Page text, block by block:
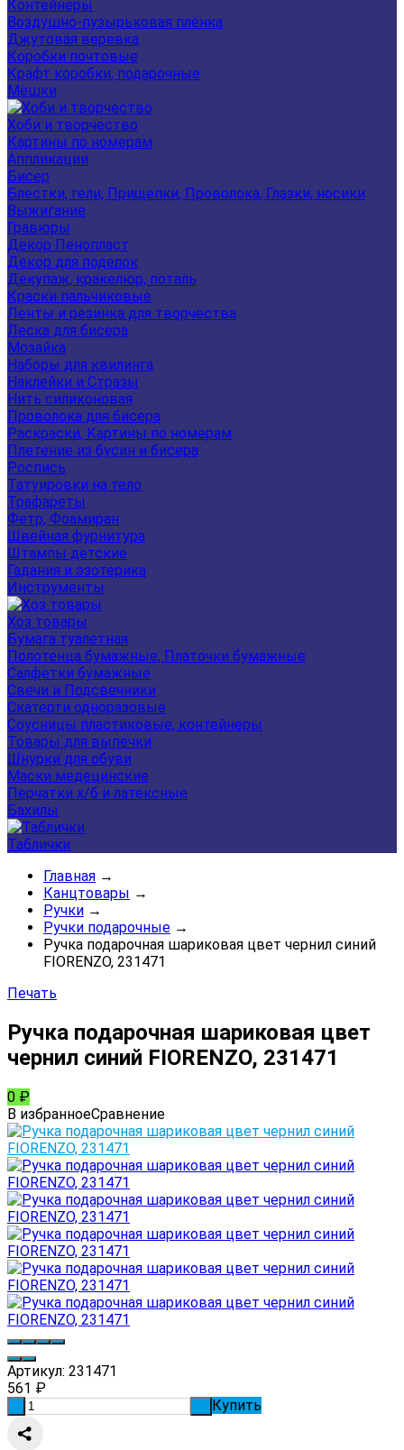
Контейнеры
Воздушно-пузырьковая плёнка
Джутовая веревка
Коробки почтовые
Крафт коробки, подарочные
Мешки
Хоби и творчество
Картины по номерам
Аппликации
Бисер
Блестки, гели, Прищепки, Проволока, Глазки, носики
Выжигание
Гравюры
Декор Пенопласт
Декор для поделок
Декупаж, кракелюр, поталь
Краски пальчиковые
Ленты и резинка для творчества
Леска для бисера
Мозайка
Наборы для квилинга
Наклейки и Стразы
Нить силиконовая
Проволока для бисера
Раскраски, Картины по номерам
Плетение из бусин и бисера
Роспись
Татуировки на тело
Трафареты
Фетр, Фоамиран
Швейная фурнитура
Штампы детские
Гадания и эзотерика
Инструменты
Хоз товары
Бумага туалетная
Полотенца бумажные, Платочки бумажные
Салфетки бумажные
Свечи и Подсвечники
Скатерти одноразовые
Соусницы пластиковые, контейнеры
Товары для выпечки
Шнурки для обуви
Маски медецинские
Перчатки х/б и латексные
Бахилы
Таблички
Главная →
Канцтовары →
Ручки →
Ручки подарочные →
Ручка подарочная шариковая цвет чернил синий
FIORENZO, 231471
Печать
Ручка подарочная шариковая цвет
чернил синий FIORENZO, 231471
0 ₽
В избранноеСравнение
Артикул: 231471
561 ₽
Купить